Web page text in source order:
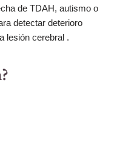
de TDAH, autismo o
detectar deterioro
lesión cerebral .